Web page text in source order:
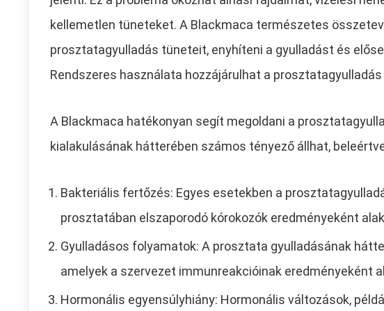
kellemetlen tüneteket. A Blackmaca természetes
prosztatagyulladás tüneteit, enyhíteni a gyulladást és
Rendszeres használata hozzájárulhat a
A Blackmaca hatékonyan segít megoldani a
kialakulásának hátterében számos tényező állhat,
Bakteriális fertőzés: Egyes esetekben a
prosztatában elszaporodó kórokozók eredményeként
Gyulladásos folyamatok: A prosztata gyulladásának
amelyek a szervezet immunreakcióinak eredményeként
Hormonális egyensúlyhiány: Hormonális változások,